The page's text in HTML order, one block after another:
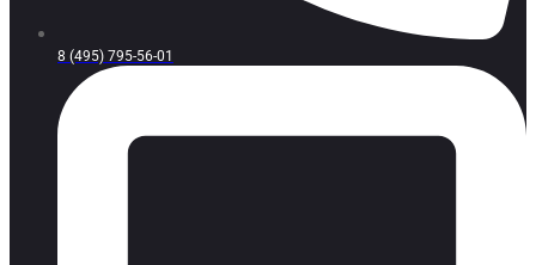
8 (495) 795-56-01